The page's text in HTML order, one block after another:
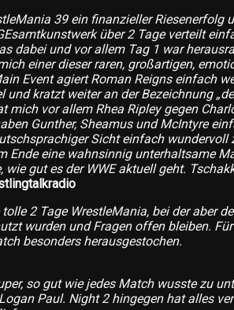
39 ein finanzieller Riesenerfolg
über 2 Tage verteilt
dabei und vor allem Tag 1 war
einer dieser raren, großartigen,
Event agiert Roman Reigns einfach
und kratzt weiter an der Bezeichnung
mich vor allem Rhea Ripley gegen
Gunther, Sheamus und McIntyre
Sicht einfach wundervoll
Ende eine wahnsinnig unterhaltsame
gut es der WWE aktuell geht.
2 Tage WrestleMania, bei der aber
wurden und Fragen offen bleiben.
besonders herausgestochen.
so gut wie jedes Match wusste zu
Paul. Night 2 hingegen hat alles